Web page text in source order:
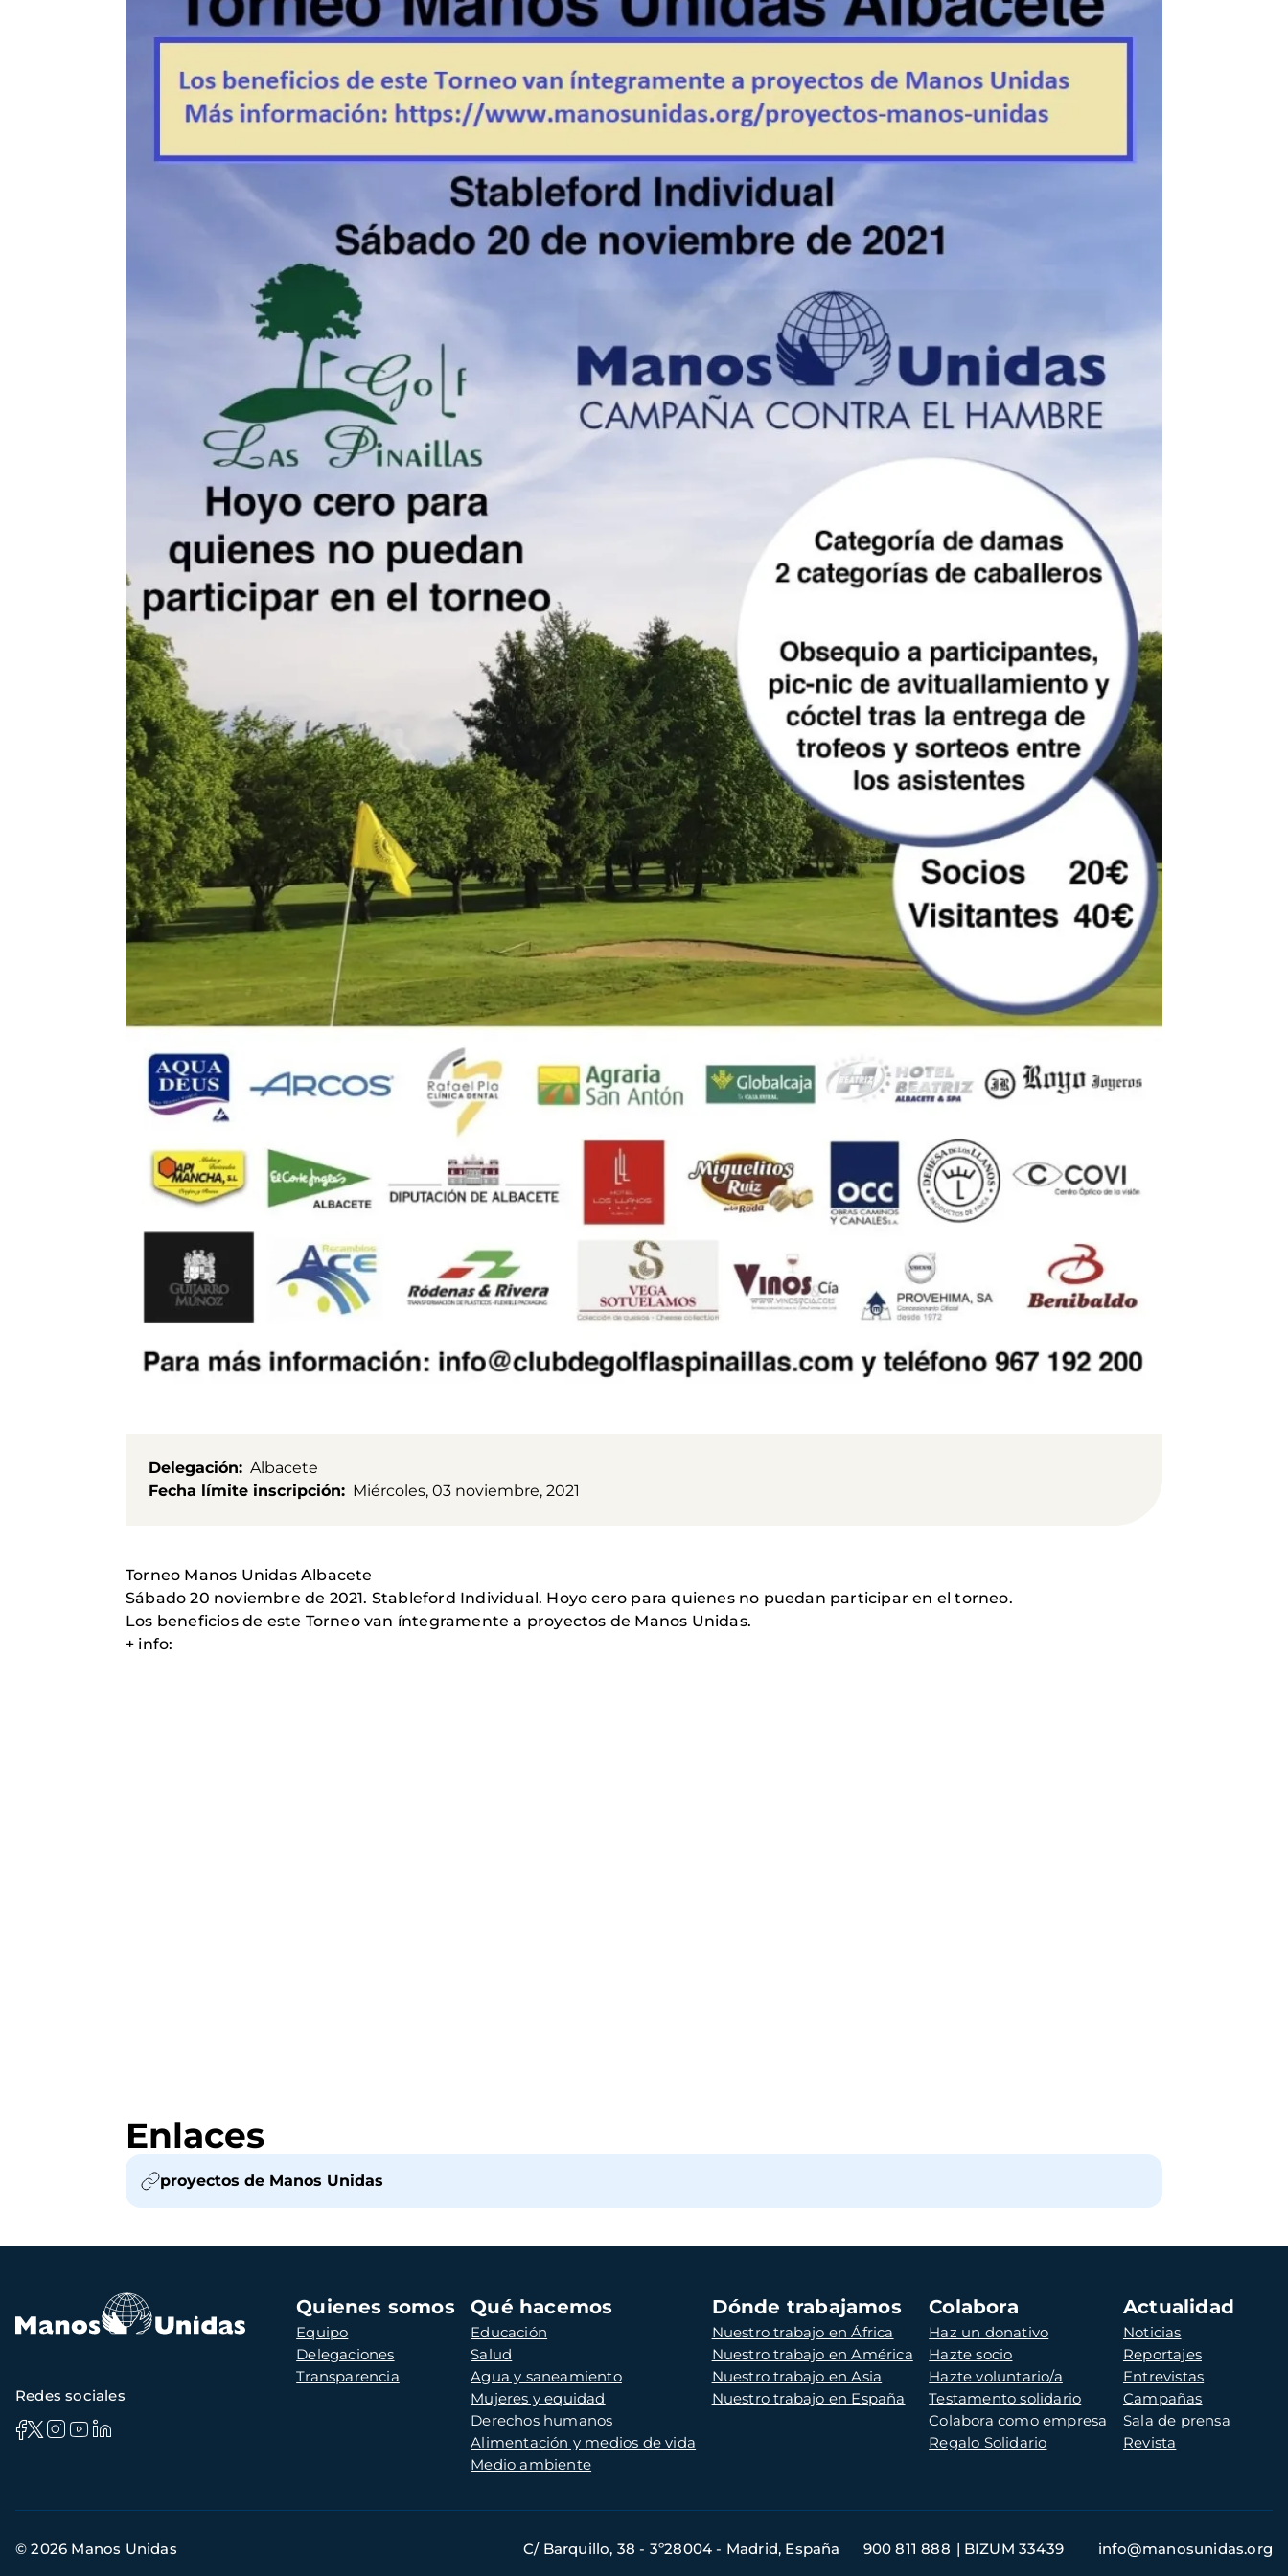
Delegación
Albacete
Fecha límite inscripción
Miércoles, 03 noviembre, 2021
Torneo Manos Unidas Albacete
Sábado 20 noviembre de 2021. Stableford Individual. Hoyo cero para quienes no puedan participar en el torneo.
Los beneficios de este Torneo van íntegramente a proyectos de Manos Unidas.
+ info:
Enlaces
proyectos de Manos Unidas
Navegación
principal
Quienes somos
Equipo
Delegaciones
Transparencia
Qué hacemos
Educación
Salud
Agua y saneamiento
Mujeres y equidad
Derechos humanos
Alimentación y medios de vida
Medio ambiente
Dónde trabajamos
Nuestro trabajo en África
Nuestro trabajo en América
Nuestro trabajo en Asia
Nuestro trabajo en España
Colabora
Haz un donativo
Hazte socio
Hazte voluntario/a
Testamento solidario
Colabora como empresa
Regalo Solidario
Actualidad
Noticias
Reportajes
Entrevistas
Campañas
Sala de prensa
Revista
Redes sociales
de
© 2026 Manos Unidas C/ Barquillo, 38 - 3º28004 - Madrid, España 900 811 888 BIZUM 33439 info@manosunidas.org